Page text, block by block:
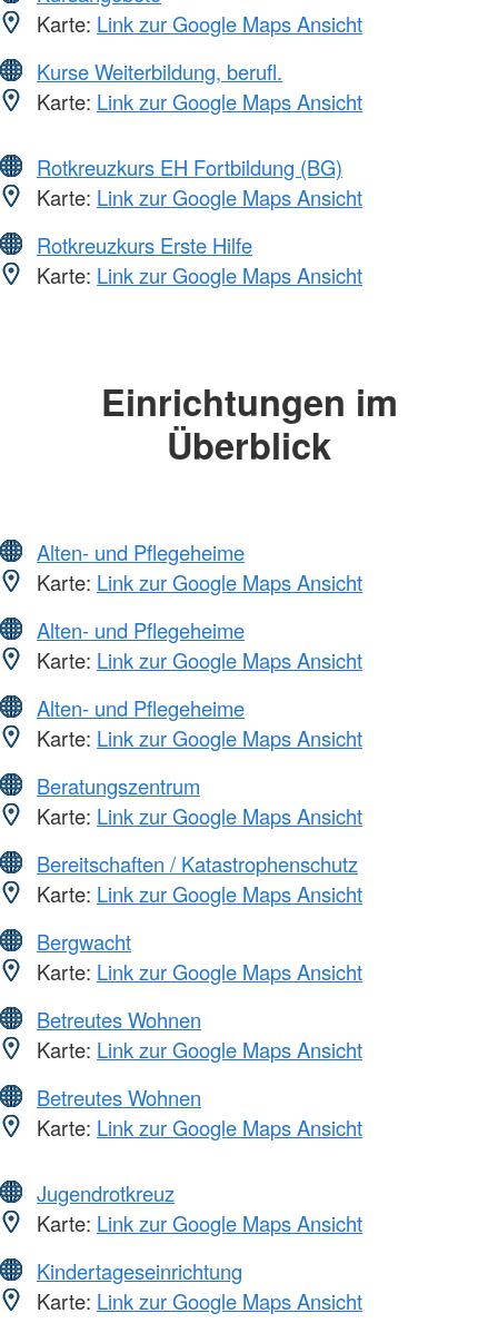
Karte: Link zur Google Maps Ansicht
Kurse Weiterbildung, berufl.
Karte: Link zur Google Maps Ansicht
Rotkreuzkurs EH Fortbildung (BG)
Karte: Link zur Google Maps Ansicht
Rotkreuzkurs Erste Hilfe
Karte: Link zur Google Maps Ansicht
Einrichtungen im
Überblick
Alten- und Pflegeheime
Karte: Link zur Google Maps Ansicht
Alten- und Pflegeheime
Karte: Link zur Google Maps Ansicht
Alten- und Pflegeheime
Karte: Link zur Google Maps Ansicht
Beratungszentrum
Karte: Link zur Google Maps Ansicht
Bereitschaften / Katastrophenschutz
Karte: Link zur Google Maps Ansicht
Bergwacht
Karte: Link zur Google Maps Ansicht
Betreutes Wohnen
Karte: Link zur Google Maps Ansicht
Betreutes Wohnen
Karte: Link zur Google Maps Ansicht
Jugendrotkreuz
Karte: Link zur Google Maps Ansicht
Kindertageseinrichtung
Karte: Link zur Google Maps Ansicht